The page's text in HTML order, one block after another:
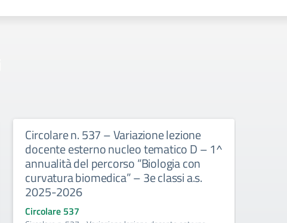
Circolare n. 537 – Variazione lezione
docente esterno nucleo tematico D – 1^
annualità del percorso “Biologia con
curvatura biomedica” – 3e classi a.s.
2025-2026
Circolare 537